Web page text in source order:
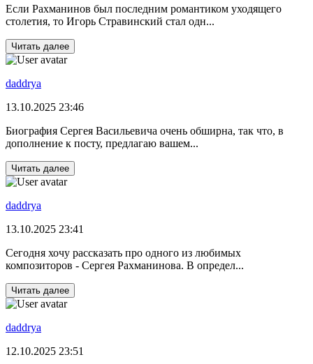
Если Рахманинов был последним романтиком уходящего
столетия, то Игорь Стравинский стал одн...
Читать далее
daddrya
13.10.2025 23:46
Биография Сергея Васильевича очень обширна, так что, в
дополнение к посту, предлагаю вашем...
Читать далее
daddrya
13.10.2025 23:41
Сегодня хочу рассказать про одного из любимых
композиторов - Сергея Рахманинова. В определ...
Читать далее
daddrya
12.10.2025 23:51